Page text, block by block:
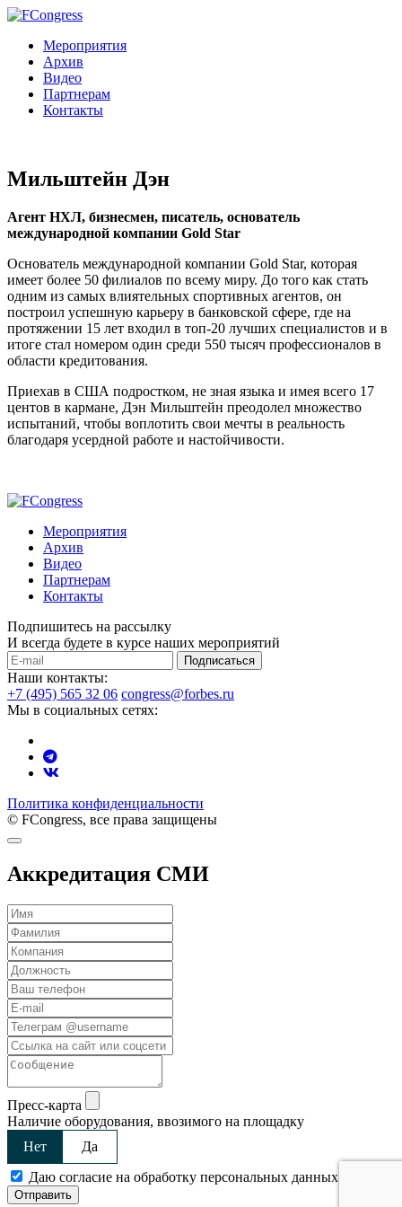
Мероприятия
Архив
Видео
Партнерам
Контакты
Мильштейн Дэн
Агент НХЛ, бизнесмен, писатель, основатель
международной компании Gold Star
Основатель международной компании Gold Star, которая
имеет более 50 филиалов по всему миру. До того как стать
одним из самых влиятельных спортивных агентов, он
построил успешную карьеру в банковской сфере, где на
протяжении 15 лет входил в топ-20 лучших специалистов и в
итоге стал номером один среди 550 тысяч профессионалов в
области кредитования.
Приехав в США подростком, не зная языка и имея всего 17
центов в кармане, Дэн Мильштейн преодолел множество
испытаний, чтобы воплотить свои мечты в реальность
благодаря усердной работе и настойчивости.
Мероприятия
Архив
Видео
Партнерам
Контакты
Подпишитесь на рассылку
И всегда будете в курсе наших мероприятий
Подписаться
Наши контакты:
+7 (495) 565 32 06 congress@forbes.ru
Мы в социальных сетях:
Политика конфиденциальности
© FCongress, все права защищены
Аккредитация СМИ
Пресс-карта
Наличие оборудования, ввозимого на площадку
Нет
Да
Даю согласие на обработку персональных данных
Отправить